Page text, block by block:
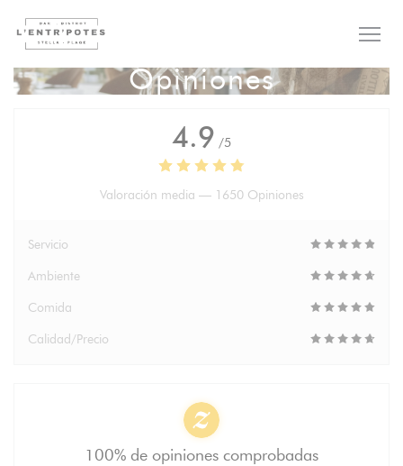
Opiniones
4.9 /5
Valoración media — 1650 Opiniones
Servicio
Ambiente
Comida
Calidad/Precio
100% de opiniones comprobadas